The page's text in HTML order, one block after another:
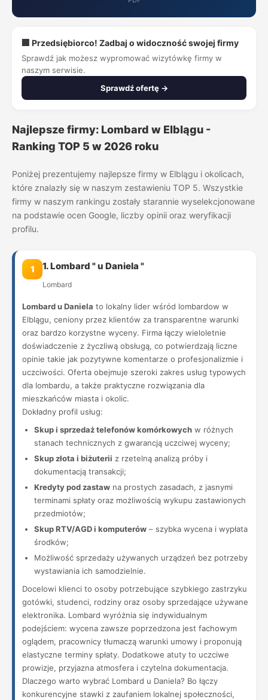
🏢 Przedsiębiorco! Zadbaj o widoczność swojej firmy
Sprawdź jak możesz wypromować wizytówkę firmy w
naszym serwisie.
Sprawdź ofertę →
Najlepsze firmy: Lombard w Elblągu -
Ranking TOP 5 w 2026 roku
Poniżej prezentujemy najlepsze firmy w Elblągu i okolicach,
które znalazły się w naszym zestawieniu TOP 5. Wszystkie
firmy w naszym rankingu zostały starannie wyselekcjonowane
na podstawie ocen Google, liczby opinii oraz weryfikacji
profilu.
1 1. Lombard " u Daniela "
Lombard
Lombard u Daniela to lokalny lider wśród lombardow w
Elblągu, ceniony przez klientów za transparentne warunki
oraz bardzo korzystne wyceny. Firma łączy wieloletnie
doświadczenie z życzliwą obsługą, co potwierdzają liczne
opinie takie jak pozytywne komentarze o profesjonalizmie i
uczciwości. Oferta obejmuje szeroki zakres usług typowych
dla lombardu, a także praktyczne rozwiązania dla
mieszkańców miasta i okolic.
Dokładny profil usług:
Skup i sprzedaż telefonów komórkowych w różnych
stanach technicznych z gwarancją uczciwej wyceny;
Skup złota i biżuterii z rzetelną analizą próby i
dokumentacją transakcji;
Kredyty pod zastaw na prostych zasadach, z jasnymi
terminami spłaty oraz możliwością wykupu zastawionych
przedmiotów;
Skup RTV/AGD i komputerów – szybka wycena i wypłata
środków;
Możliwość sprzedaży używanych urządzeń bez potrzeby
wystawiania ich samodzielnie.
Docelowi klienci to osoby potrzebujące szybkiego zastrzyku
gotówki, studenci, rodziny oraz osoby sprzedające używane
elektronika. Lombard wyróżnia się indywidualnym
podejściem: wycena zawsze poprzedzona jest fachowym
oglądem, pracownicy tłumaczą warunki umowy i proponują
elastyczne terminy spłaty. Dodatkowe atuty to uczciwe
prowizje, przyjazna atmosfera i czytelna dokumentacja.
Dlaczego warto wybrać Lombard u Daniela? Bo łączy
konkurencyjne stawki z zaufaniem lokalnej społeczności,